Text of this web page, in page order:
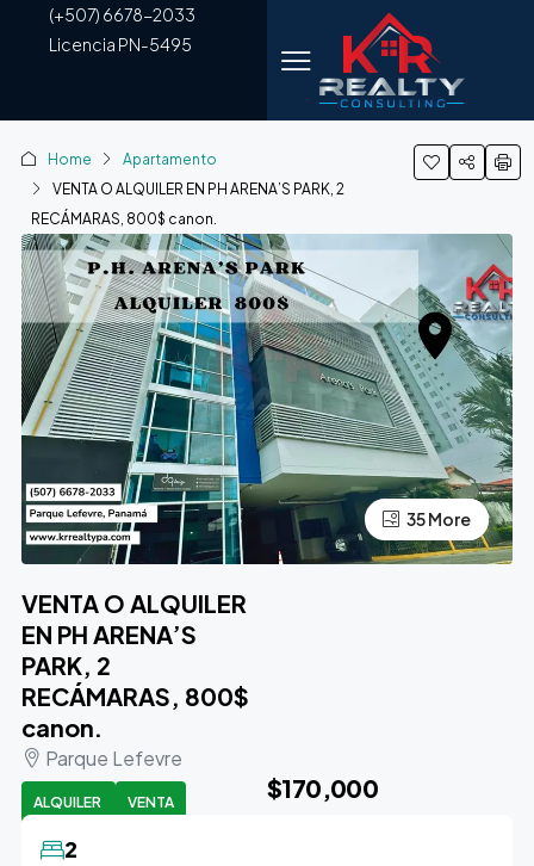
(+507) 6678-2033
Licencia PN-5495
Home
Apartamento
VENTA O ALQUILER EN PH ARENA’S PARK, 2
RECÁMARAS, 800$ canon.
31 More
35 More
VENTA O ALQUILER
EN PH ARENA’S
PARK, 2
RECÁMARAS, 800$
canon.
Parque Lefevre
ALQUILER VENTA $170,000
2